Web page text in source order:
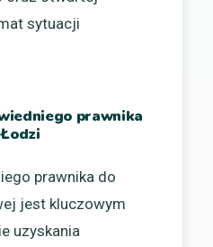
sytuacji
prawnika
prawnika do
jest kluczowym
uzyskania